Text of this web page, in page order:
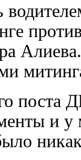
поста
и у